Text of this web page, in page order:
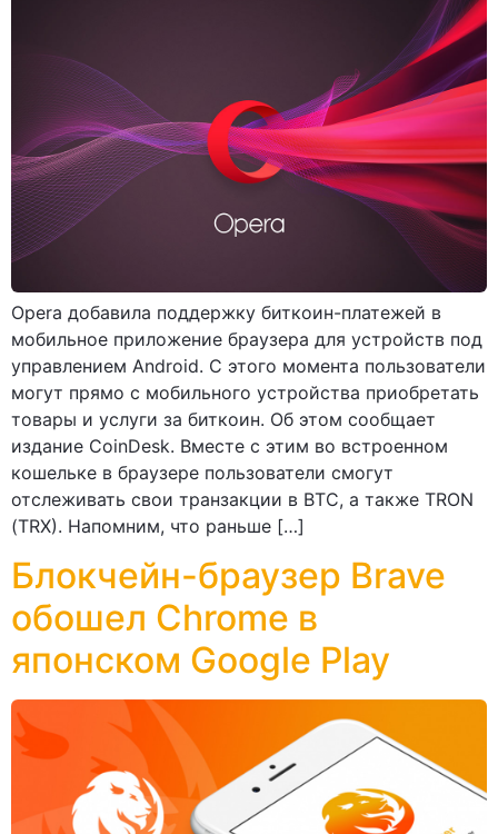
Opera добавила поддержку биткоин-платежей в
мобильное приложение браузера для устройств под
управлением Android. С этого момента пользователи
могут прямо с мобильного устройства приобретать
товары и услуги за биткоин. Об этом сообщает
издание CoinDesk. Вместе с этим во встроенном
кошельке в браузере пользователи смогут
отслеживать свои транзакции в BTC, а также TRON
(TRX). Напомним, что раньше […]
Блокчейн-браузер Brave
обошел Chrome в
японском Google Play